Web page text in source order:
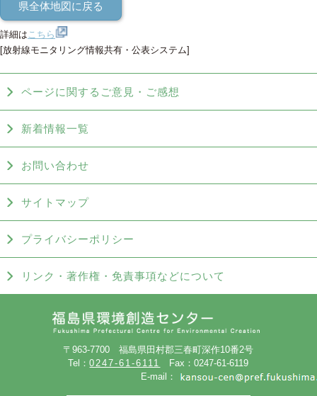
県全体地図に戻る
詳細は こちら
[放射線モニタリング情報共有・公表システム]
ページに関するご意見・ご感想
新着情報一覧
お問い合わせ
サイトマップ
プライバシーポリシー
リンク・著作権・免責事項などについて
〒963-7700 福島県田村郡三春町深作10番2号
Tel：0247-61-6111
Fax：0247-61-6119
E-mail：